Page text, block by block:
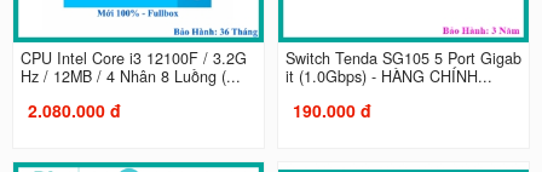
CPU Intel Core i3 12100F / 3.2G
Hz / 12MB / 4 Nhân 8 Luồng (...
2.080.000 đ
Switch Tenda SG105 5 Port Gigab
it (1.0Gbps) - HÀNG CHÍNH...
190.000 đ